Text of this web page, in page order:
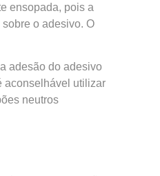
ensopada, pois a
o adesivo. O
adesão do adesivo
aconselhável utilizar
neutros